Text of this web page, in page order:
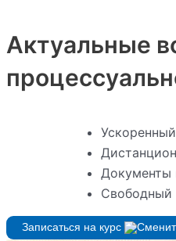
Актуальные
Документы
Свободный
Записаться на курс